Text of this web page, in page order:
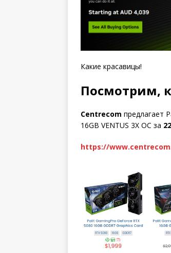
Какие красавицы!
Посмотрим,
Centrecom предлагает
16GB VENTUS 3X OC за
https://